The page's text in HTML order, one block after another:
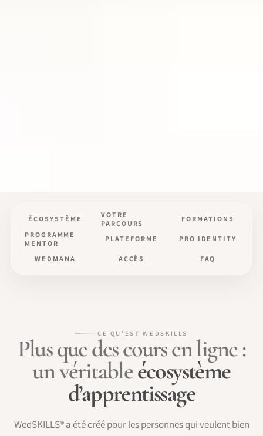
ÉCOSYSTÈME
VOTRE
PARCOURS
FORMATIONS
PROGRAMME
MENTOR
PLATEFORME PRO IDENTITY
WEDMANA ACCÈS FAQ
CE QU’EST WEDSKILLS
Plus que des cours en ligne :
un véritableécosystème
d’apprentissage
WedSKILLS® a été créé pour les personnes qui veulent bien